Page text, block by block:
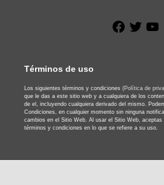
Facebook
Twitter
Términos de uso
Los siguientes términos y condiciones (Política de
que le das a este sitio web y a cualquiera de los
de el, incluyendo cualquiera derivado del mismo.
Condiciones, en cualquier momento sin ninguna
cambios en el Sitio Web. Al usar el Sitio Web,
términos y condiciones en lo que se refiere a su uso.